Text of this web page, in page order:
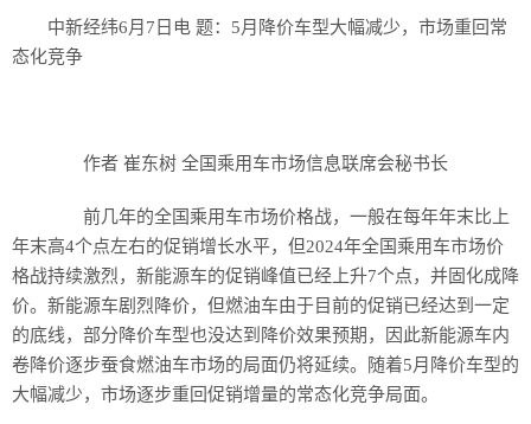
中新经纬6月7日电 题：5月降价车型大幅减少，市场重回常
态化竞争
作者 崔东树 全国乘用车市场信息联席会秘书长
前几年的全国乘用车市场价格战，一般在每年年末比上
年末高4个点左右的促销增长水平，但2024年全国乘用车市场价
格战持续激烈，新能源车的促销峰值已经上升7个点，并固化成降
价。新能源车剧烈降价，但燃油车由于目前的促销已经达到一定
的底线，部分降价车型也没达到降价效果预期，因此新能源车内
卷降价逐步蚕食燃油车市场的局面仍将延续。随着5月降价车型的
大幅减少，市场逐步重回促销增量的常态化竞争局面。